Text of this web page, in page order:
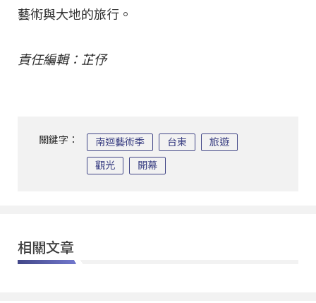
藝術與大地的旅行。
責任編輯：芷伃
關鍵字： 南迴藝術季 台東 旅遊
觀光 開幕
相關文章